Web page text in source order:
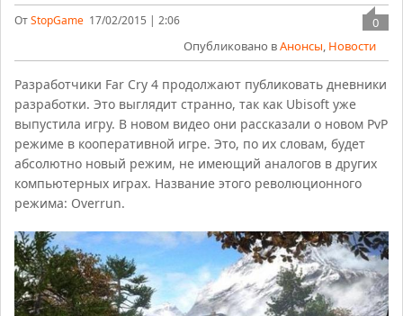
ОтStopGame 17/02/2015 | 2:06
0
Опубликовано вАнонсы, Новости
Разработчики Far Cry 4 продолжают публиковать дневники
разработки. Это выглядит странно, так как Ubisoft уже
выпустила игру. В новом видео они рассказали о новом PvP
режиме в кооперативной игре. Это, по их словам, будет
абсолютно новый режим, не имеющий аналогов в других
компьютерных играх. Название этого революционного
режима: Overrun.